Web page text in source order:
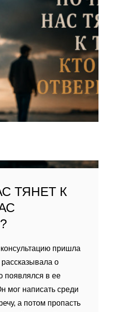
ТЯНЕТ К
пришла
о
появлялся в ее
мог написать среди
а потом пропасть